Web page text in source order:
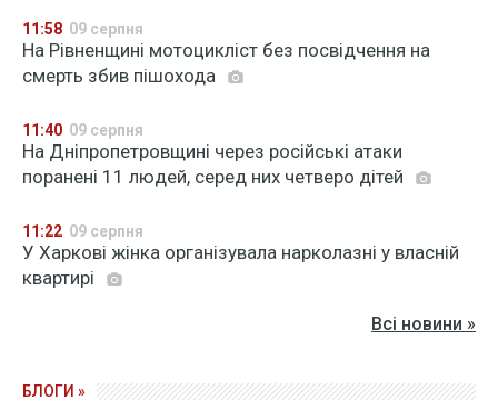
11:58 09 серпня
На Рівненщині мотоцикліст без посвідчення на
смерть збив пішохода
11:40 09 серпня
На Дніпропетровщині через російські атаки
поранені 11 людей, серед них четверо дітей
11:22 09 серпня
У Харкові жінка організувала нарколазні у власній
квартирі
Всі новини »
БЛОГИ »